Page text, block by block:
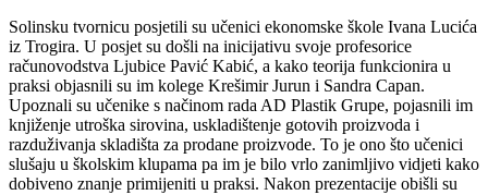
Solinsku tvornicu posjetili su učenici ekonomske škole Ivana Lucića
iz Trogira. U posjet su došli na inicijativu svoje profesorice
računovodstva Ljubice Pavić Kabić, a kako teorija funkcionira u
praksi objasnili su im kolege Krešimir Jurun i Sandra Capan.
Upoznali su učenike s načinom rada AD Plastik Grupe, pojasnili im
knjiženje utroška sirovina, uskladištenje gotovih proizvoda i
razduživanja skladišta za prodane proizvode. To je ono što učenici
slušaju u školskim klupama pa im je bilo vrlo zanimljivo vidjeti kako
dobiveno znanje primijeniti u praksi. Nakon prezentacije obišli su